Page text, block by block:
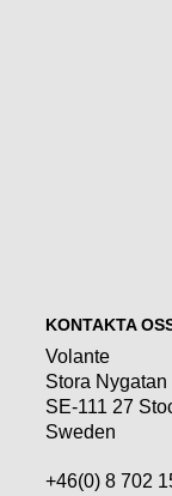
KONTAKTA
Volante
Stora Nygatan
SE-111 27
Sweden
+46(0) 8 702